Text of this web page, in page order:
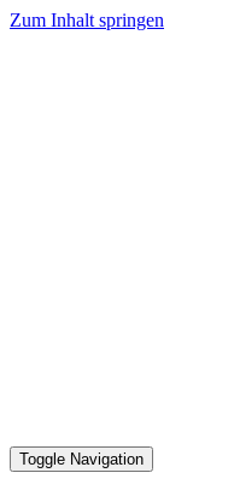
Zum Inhalt springen
Toggle Navigation